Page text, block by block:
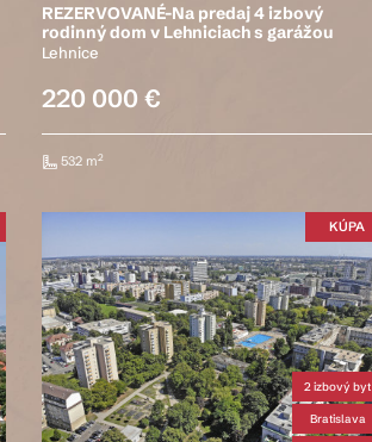
REZERVOVANÉ-Na predaj 4 izbový
rodinný dom v Lehniciach s garážou
Lehnice
220 000 €
532 m2
KÚPA
2 izbový byt
Bratislava